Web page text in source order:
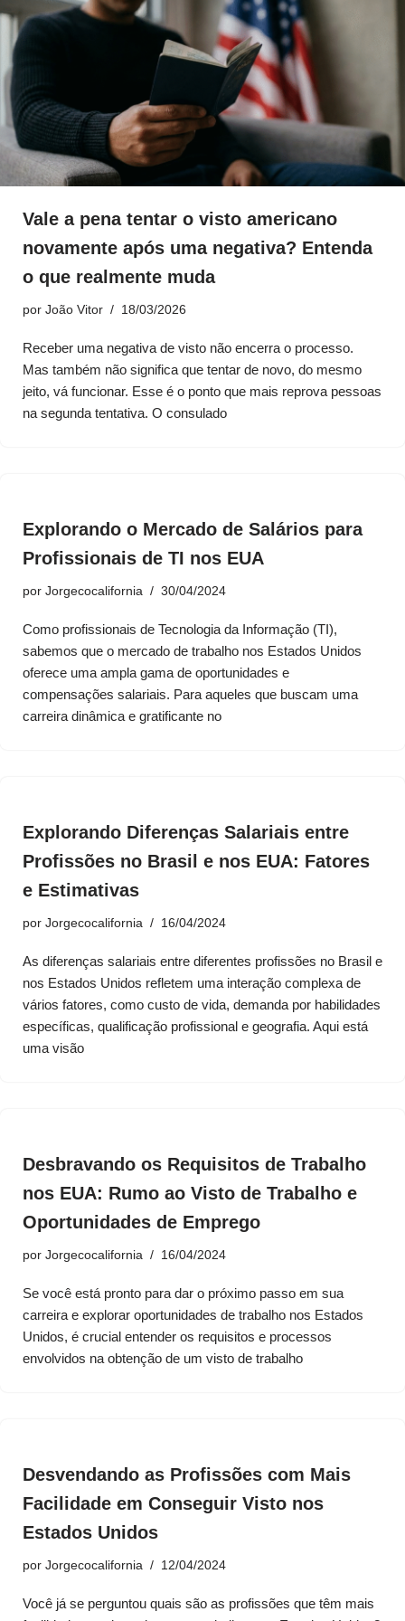
Vale a pena tentar o visto americano
novamente após uma negativa? Entenda
o que realmente muda
por João Vitor 18/03/2026
Receber uma negativa de visto não encerra o processo.
Mas também não significa que tentar de novo, do mesmo
jeito, vá funcionar. Esse é o ponto que mais reprova pessoas
na segunda tentativa. O consulado
Explorando o Mercado de Salários para
Profissionais de TI nos EUA
por Jorgecocalifornia 30/04/2024
Como profissionais de Tecnologia da Informação (TI),
sabemos que o mercado de trabalho nos Estados Unidos
oferece uma ampla gama de oportunidades e
compensações salariais. Para aqueles que buscam uma
carreira dinâmica e gratificante no
Explorando Diferenças Salariais entre
Profissões no Brasil e nos EUA: Fatores
e Estimativas
por Jorgecocalifornia 16/04/2024
As diferenças salariais entre diferentes profissões no Brasil e
nos Estados Unidos refletem uma interação complexa de
vários fatores, como custo de vida, demanda por habilidades
específicas, qualificação profissional e geografia. Aqui está
uma visão
Desbravando os Requisitos de Trabalho
nos EUA: Rumo ao Visto de Trabalho e
Oportunidades de Emprego
por Jorgecocalifornia 16/04/2024
Se você está pronto para dar o próximo passo em sua
carreira e explorar oportunidades de trabalho nos Estados
Unidos, é crucial entender os requisitos e processos
envolvidos na obtenção de um visto de trabalho
Desvendando as Profissões com Mais
Facilidade em Conseguir Visto nos
Estados Unidos
por Jorgecocalifornia 12/04/2024
Você já se perguntou quais são as profissões que têm mais